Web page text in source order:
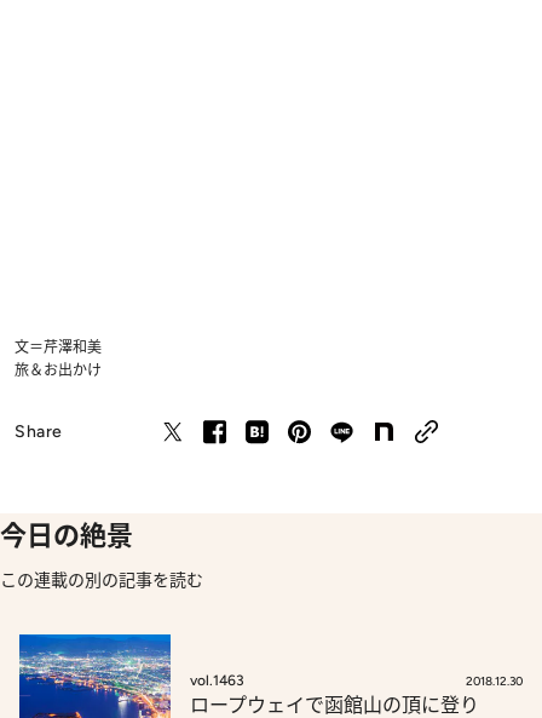
文＝芹澤和美
旅＆お出かけ
Share
今日の絶景
この連載の別の記事を読む
vol.1463 2018.12.30
ロープウェイで函館山の頂に登り